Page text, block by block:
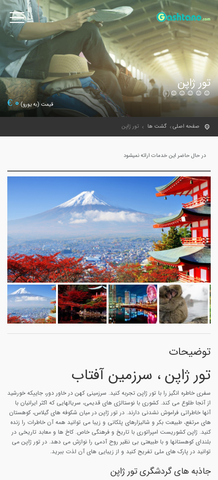
تور ژاپن
(0)
قیمت (به یورو)0
€
صفحه اصلی گشت ها تور ژاپن
در حال حاضر این خدمات ارائه نمیشود
توضیحات
تور ژاپن ، سرزمین آفتاب
سفری خاطره انگیز را با تور ژاپن تجربه کنید. سرزمینی کهن در خاور دور، جاییکه خورشید
از آنجا طلوع می کند. کشوری با نوستالژی های قدیمی، سریالهایی که اکثر ایرانیان با
آنها خاطراتی فراموش نشدنی دارند. در تور ژاپن در میان شکوفه های گیلاس، کوهستان
های مرتفع، طبیعت بکر و شالیزارهای پلکانی و زیبا می توانید همه آن خاطرات را زنده
کنید. ژاپن کشوریست امپراتوری با تاریخ و فرهنگی خاص. کاخ ها و معابد تاریخی در
بلندای کوهستانها و با طبیعتی بی نظیر روح آدمی را نوازش می دهد. در تور ژاپن می
توانید در پارک های ملی تفریح کنید و از زیبایی های آن لذت ببرید.
جاذبه های گردشگری تور ژاپن